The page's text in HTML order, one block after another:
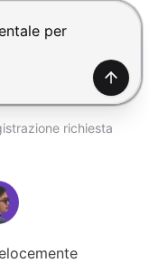
nuova riga
richiesta